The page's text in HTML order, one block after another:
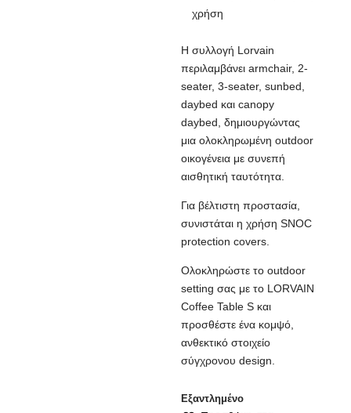
χρήση
Η συλλογή Lorvain
περιλαμβάνει armchair, 2-
seater, 3-seater, sunbed,
daybed και canopy
daybed, δημιουργώντας
μια ολοκληρωμένη outdoor
οικογένεια με συνεπή
αισθητική ταυτότητα.
Για βέλτιστη προστασία,
συνιστάται η χρήση SNOC
protection covers.
Ολοκληρώστε το outdoor
setting σας με το LORVAIN
Coffee Table S και
προσθέστε ένα κομψό,
ανθεκτικό στοιχείο
σύγχρονου design.
Εξαντλημένο